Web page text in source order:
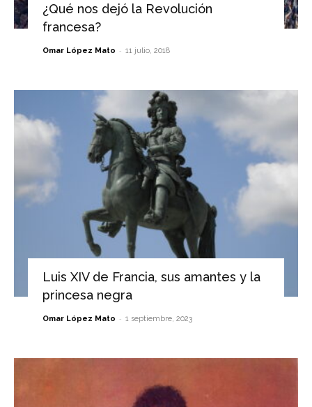
¿Qué nos dejó la Revolución
francesa?
Omar López Mato - 11 julio, 2018
Luis XIV de Francia, sus amantes y la
princesa negra
Omar López Mato - 1 septiembre, 2023